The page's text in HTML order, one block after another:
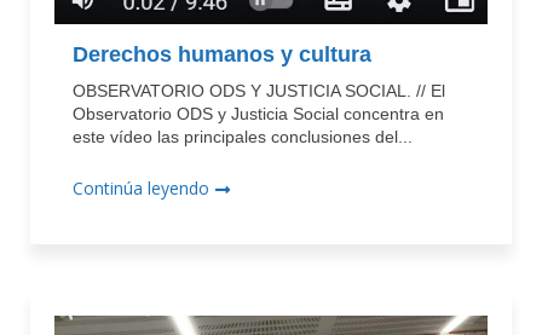
Derechos humanos y cultura
OBSERVATORIO ODS Y JUSTICIA SOCIAL. // El
Observatorio ODS y Justicia Social concentra en
este vídeo las principales conclusiones del...
Continúa leyendo